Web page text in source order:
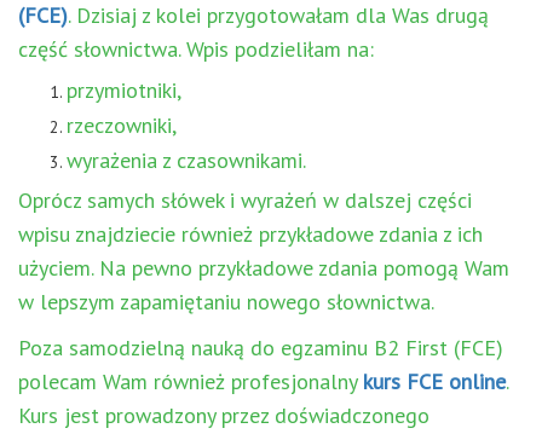
(FCE). Dzisiaj z kolei przygotowałam dla Was drugą
część słownictwa. Wpis podzieliłam na:
przymiotniki,
rzeczowniki,
wyrażenia z czasownikami.
Oprócz samych słówek i wyrażeń w dalszej części
wpisu znajdziecie również przykładowe zdania z ich
użyciem. Na pewno przykładowe zdania pomogą Wam
w lepszym zapamiętaniu nowego słownictwa.
Poza samodzielną nauką do egzaminu B2 First (FCE)
polecam Wam również profesjonalny kurs FCE online.
Kurs jest prowadzony przez doświadczonego